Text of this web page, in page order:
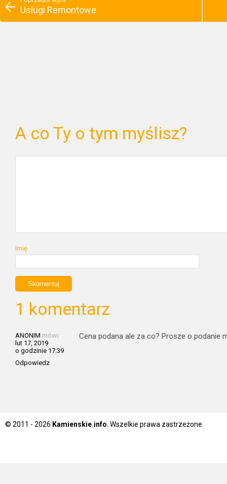
Uslugi Remontowe
A co Ty o tym myślisz?
Imię
1 komentarz
ANONIM mówi:
lut 17, 2019
o godzinie 17:39
Odpowiedz
Cena podana ale za co? Prosze o podanie
© 2011 - 2026 Kamienskie.info . Wszelkie prawa zastrzeżone.